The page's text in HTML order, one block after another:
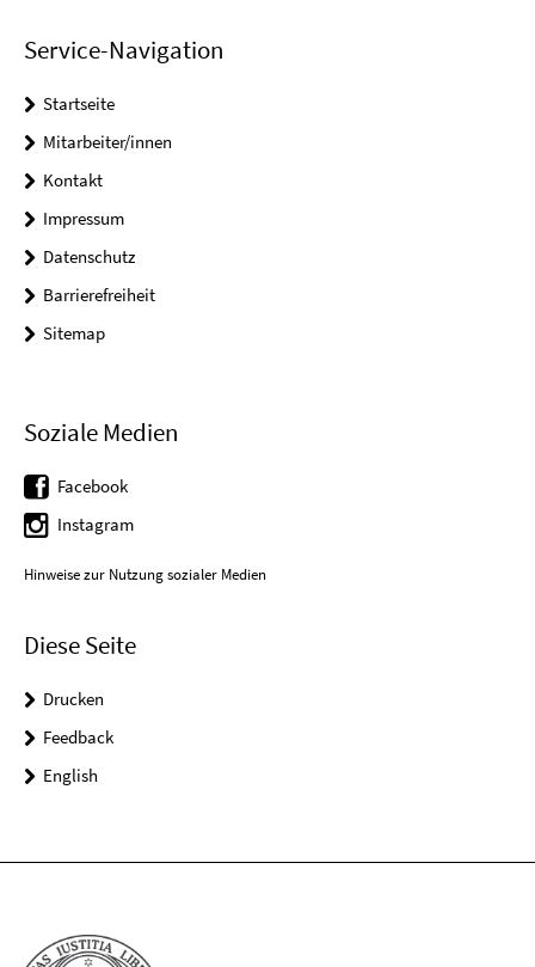
Service-Navigation
Startseite
Mitarbeiter/innen
Kontakt
Impressum
Datenschutz
Barrierefreiheit
Sitemap
Soziale Medien
Facebook
Instagram
Hinweise zur Nutzung sozialer Medien
Diese Seite
Drucken
Feedback
English